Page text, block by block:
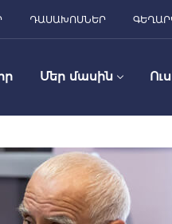
ԴԱՍԱԽՈՍՆԵՐ
Մեր մասին